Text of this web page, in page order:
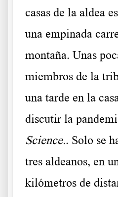
casas de la aldea
una empinada
montaña. Unas
miembros de la
una tarde en la
discutir la
Science.. Solo se
tres aldeanos, en
kilómetros de